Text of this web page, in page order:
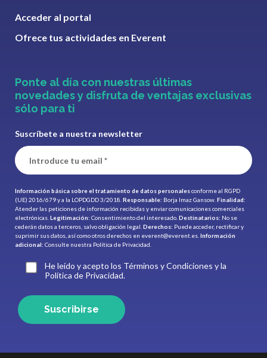
Acceder al portal
Ofrece tus actividades en Everent
Ponte al día con nuestras últimas
novedades y disfruta de ventajas exclusivas
sólo para ti
Suscríbete a nuestra newsletter
Información básica sobre el tratamiento de datos personalesconforme al RGPD
(UE) 2016/679 y a la LOPDGDD 3/2018. Responsable: Borja Imaz Gansow. Finalidad:
Atender las peticiones de información recibidas y enviar comunicaciones comerciales
electrónicas. Legitimación: Consentimiento del interesado. Destinatarios: No se
cederán datos a terceros, salvo obligación legal. Derechos: Puede acceder, rectificar y
suprimir sus datos, así como otros derechos en everent@everent.es Información
adicional: Consulte nuestra Política de Privacidad.
He leído y acepto los Términos y Condiciones y la
Política de Privacidad.
Suscribirse